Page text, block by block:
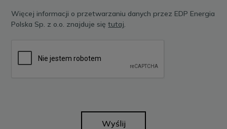
Więcej informacji o przetwarzaniu danych przez EDP Energia
Polska Sp. z o.o. znajduje siętutaj
Wyślij